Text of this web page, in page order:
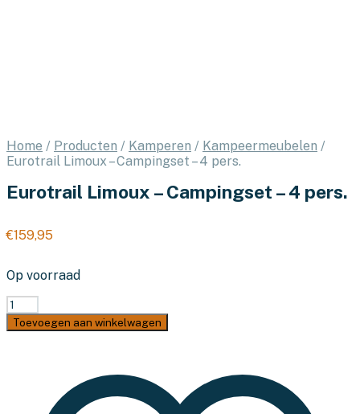
Home / Producten / Kamperen / Kampeermeubelen /
Eurotrail Limoux – Campingset – 4 pers.
Eurotrail Limoux – Campingset – 4 pers.
€159,95
Op voorraad
Eurotrail
Limoux
-
Toevoegen aan winkelwagen